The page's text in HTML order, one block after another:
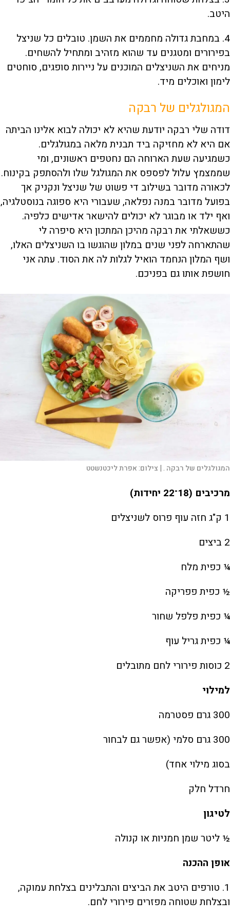
היטב.
4. במחבת גדולה מחממים את השמן. טובלים כל שניצל
בפירורים ומטגנים עד שהוא מזהיב ומתחיל להשחים.
מניחים את השניצלים המוכנים על ניירות סופגים, סוחטים
לימון ואוכלים מיד.
המגולגלים של רבקה
דודה שלי רבקה יודעת שהיא לא יכולה לבוא אלינו הביתה
אם היא לא מחזיקה ביד תבנית מלאה במגולגלים.
כשמגיעה שעת הארוחה הם נחטפים ראשונים, ומי
שממצמץ עלול לפספס את המגולגל שלו ולהסתפק בקינוח.
לכאורה מדובר בשילוב די פשוט של שניצל ונקניק אך
בפועל מדובר במנה נפלאה, שעבורי היא ספוגה בנוסטלגיה,
ואף ילד או מבוגר לא יכולים להישאר אדישים כלפיה.
כששאלתי את רבקה מהיכן המתכון היא סיפרה לי
שהתארחה לפני שנים במלון שהוגשו בו השניצלים האלו,
ושף המלון הנחמד הואיל לגלות לה את הסוד. עתה אני
חושפת אותו גם בפניכם.
המגולגלים של רבקה . | צילום:אפרת ליכטנשטט
מרכיבים (18־22 יחידות)
1 ק"ג חזה עוף פרוס לשניצלים
2 ביצים
¼ כפית מלח
½ כפית פפריקה
¼ כפית פלפל שחור
¼ כפית גריל עוף
2 כוסות פירורי לחם מתובלים
למילוי
300 גרם פסטרמה
300 גרם סלמי (אפשר גם לבחור
בסוג מילוי אחד)
חרדל חלק
לטיגון
½ ליטר שמן חמניות או קנולה
אופן ההכנה
1. טורפים היטב את הביצים והתבלינים בצלחת עמוקה,
ובצלחת שטוחה מפזרים פירורי לחם.